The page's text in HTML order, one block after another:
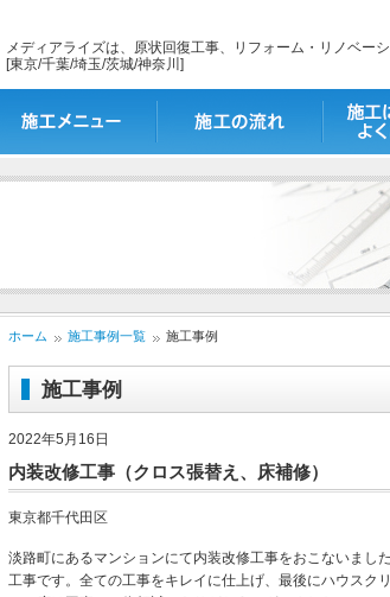
メディアライズは、原状回復工事、リフォーム・リノベー
[東京/千葉/埼玉/茨城/神奈川]
る質問
ホーム 施工事例一覧 施工事例
施工事例
2022年5月16日
内装改修工事（クロス張替え、床補修）
東京都千代田区
淡路町にあるマンションにて内装改修工事をおこないまし
工事です。全ての工事をキレイに仕上げ、最後にハウスク